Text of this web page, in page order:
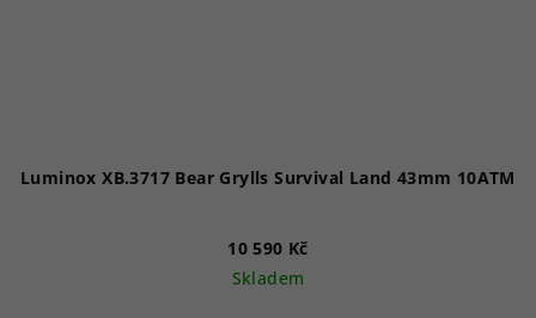
Luminox XB.3717 Bear Grylls Survival Land 43mm 10ATM
10 590 Kč
Skladem